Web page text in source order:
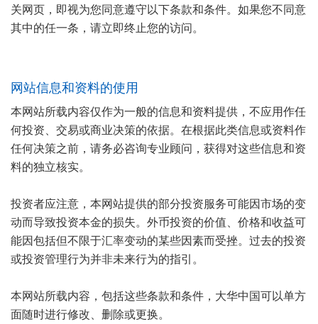
关网页，即视为您同意遵守以下条款和条件。如果您不同意
其中的任一条，请立即终止您的访问。
网站信息和资料的使用
本网站所载内容仅作为一般的信息和资料提供，不应用作任
何投资、交易或商业决策的依据。在根据此类信息或资料作
任何决策之前，请务必咨询专业顾问，获得对这些信息和资
料的独立核实。
投资者应注意，本网站提供的部分投资服务可能因市场的变
动而导致投资本金的损失。外币投资的价值、价格和收益可
能因包括但不限于汇率变动的某些因素而受挫。过去的投资
或投资管理行为并非未来行为的指引。
本网站所载内容，包括这些条款和条件，大华中国可以单方
面随时进行修改、删除或更换。